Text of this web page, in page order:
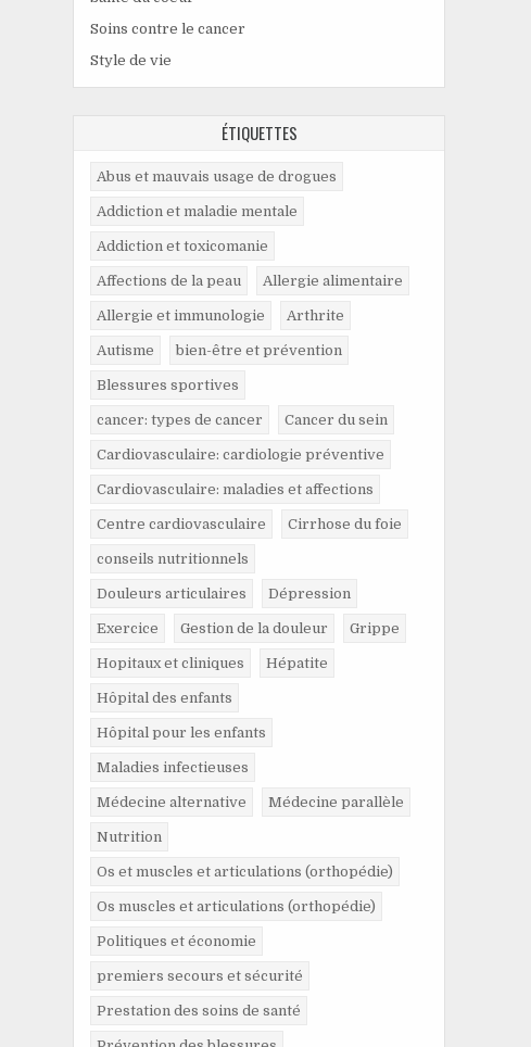
Soins contre le cancer
Style de vie
ÉTIQUETTES
Abus et mauvais usage de drogues
Addiction et maladie mentale
Addiction et toxicomanie
Affections de la peau Allergie alimentaire
Allergie et immunologie Arthrite
Autisme bien-être et prévention
Blessures sportives
cancer: types de cancer Cancer du sein
Cardiovasculaire: cardiologie préventive
Cardiovasculaire: maladies et affections
Centre cardiovasculaire Cirrhose du foie
conseils nutritionnels
Douleurs articulaires Dépression
Exercice Gestion de la douleur Grippe
Hopitaux et cliniques Hépatite
Hôpital des enfants
Hôpital pour les enfants
Maladies infectieuses
Médecine alternative Médecine parallèle
Nutrition
Os et muscles et articulations (orthopédie)
Os muscles et articulations (orthopédie)
Politiques et économie
premiers secours et sécurité
Prestation des soins de santé